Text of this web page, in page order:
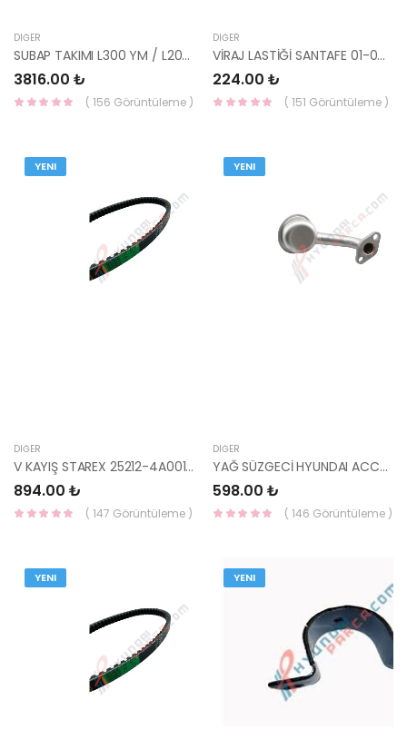
DIĞER
SUBAP TAKIMI L300 YM / L200 / SATREX 04- KMY
3816.00 ₺
( 156 Görüntüleme )
DIĞER
VİRAJ LASTİĞİ SANTAFE 01-06 22.8mm
224.00 ₺
( 151 Görüntüleme )
YENI
DIĞER
V KAYIŞ STAREX 25212-4A001-HMC
894.00 ₺
( 147 Görüntüleme )
YENI
DIĞER
YAĞ SÜZGECİ HYUNDAI ACCENT 2003-2005 / GETZ 26250-2B030-HMC
598.00 ₺
( 146 Görüntüleme )
YENI YENI